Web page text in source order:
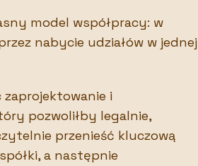
model współpracy: w
nabycie udziałów w jednej
zaprojektowanie i
pozwoliłby legalnie,
przenieść kluczową
a następnie